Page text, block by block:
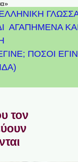
ΑΓΑΠΗΜΕΝΑ
ΠΟΣΟΙ
τον